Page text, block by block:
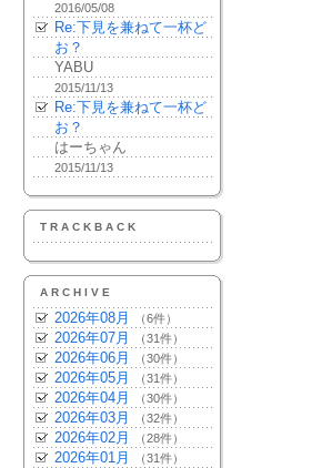
2016/05/08
Re:下見を兼ねて一杯ど
お？
YABU
2015/11/13
Re:下見を兼ねて一杯ど
お？
はーちゃん
2015/11/13
TRACKBACK
ARCHIVE
2026年08月 （6件）
2026年07月 （31件）
2026年06月 （30件）
2026年05月 （31件）
2026年04月 （30件）
2026年03月 （32件）
2026年02月 （28件）
2026年01月 （31件）